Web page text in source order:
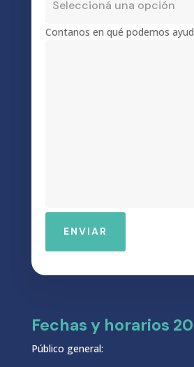
Contanos en qué podemos
ENVIAR
Fechas y horarios
Público general: